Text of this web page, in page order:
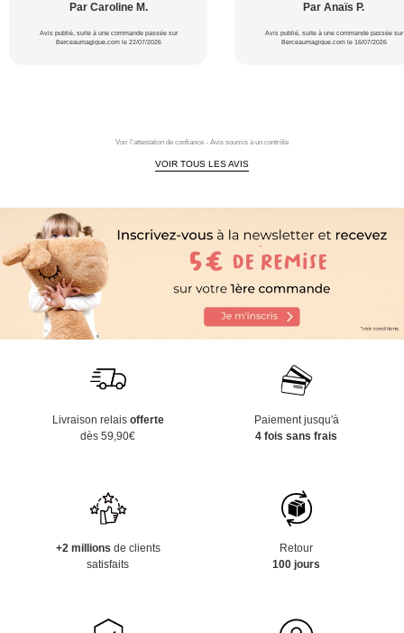
Par Caroline M.
Avis publié, suite à une commande passée sur
Berceaumagique.com le 22/07/2026
Par Anaïs P.
Avis publié, suite à une commande passée sur
Berceaumagique.com le 16/07/2026
Voir l'attestation de confiance - Avis soumis à un contrôle
VOIR TOUS LES AVIS
Livraison relais offerte
dès 59,90€
Paiement jusqu'à
4 fois sans frais
+2 millions de clients
satisfaits
Retour
100 jours